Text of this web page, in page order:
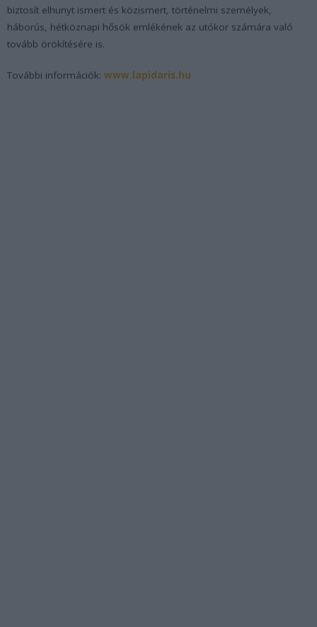
biztosít elhunyt ismert és közismert, történelmi személyek,
háborús, hétköznapi hősök emlékének az utókor számára való
tovább örökítésére is.
További információk: www.lapidaris.hu